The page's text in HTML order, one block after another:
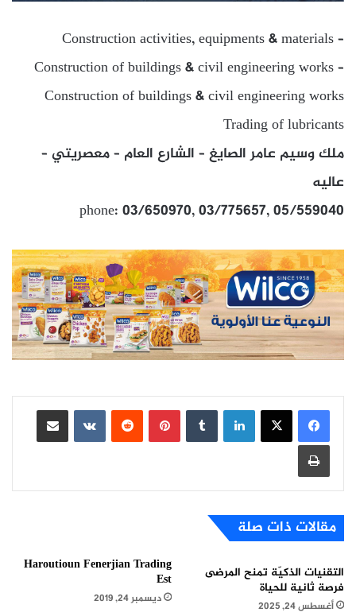
Construction activities, equipments & materials –
Construction of buildings & civil engineering works –
Construction of buildings & civil engineering works
Trading of lubricants
ملك وسيم عامر الصايغ – الشارع العام – معصريتي –
عاليه
phone: 03/650970, 03/775657, 05/559040
لينكدإن بينتيريست
مشاركة عبر البريد
طباعة
مقالات ذات صلة
التقنيات الذكيّة تمنح المرضى
فرصة ثانية للحياة
أغسطس 24, 2025
Haroutioun Fenerjian Trading
Est
ديسمبر 24, 2019